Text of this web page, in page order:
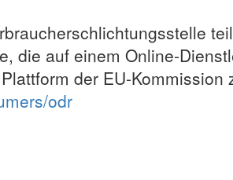
die auf einem Online-
der EU-Kommission
odr